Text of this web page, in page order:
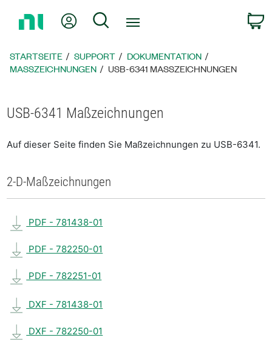
zur
Mein KontoSuche
STARTSEITE SUPPORT
DOKUMENTATION
MASSZEICHNUNGEN
USB-6341 MASSZEICHNUNGEN
USB-6341 Maßzeichnungen
Auf dieser Seite finden Sie Maßzeichnungen zu USB-6341.
2-D-Maßzeichnungen
PDF - 781438-01
PDF - 782250-01
PDF - 782251-01
DXF - 781438-01
DXF - 782250-01